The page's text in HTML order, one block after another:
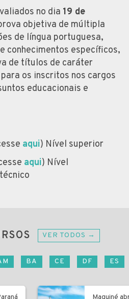
no dia 19 de
objetiva de múltipla
de língua portuguesa,
conhecimentos específicos,
de títulos de caráter
os inscritos nos cargos
educacionais e
aqui) Nível superior
aqui) Nível
VER TODOS →
BA CE DF ES
Maquiné